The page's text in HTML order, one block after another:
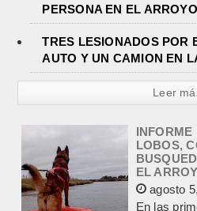
PERSONA EN EL
TRES LESIONADOS POR
AUTO Y UN CAMION EN
Leer
INFORME
LOBOS,
EL
agosto
martes, el
Etcheverry
par de...
TRES
CHOQUE
CAMION